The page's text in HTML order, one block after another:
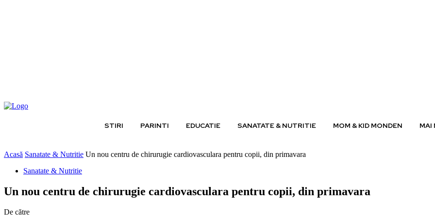
STIRI PARINTI EDUCATIE SANATATE & NUTRITIE MOM & KID MONDEN MAI
Acasă Sanatate & Nutritie Un nou centru de chirurugie cardiovasculara pentru copii, din primavara
Sanatate & Nutritie
Un nou centru de chirurugie cardiovasculara pentru copii, din primavara
De către